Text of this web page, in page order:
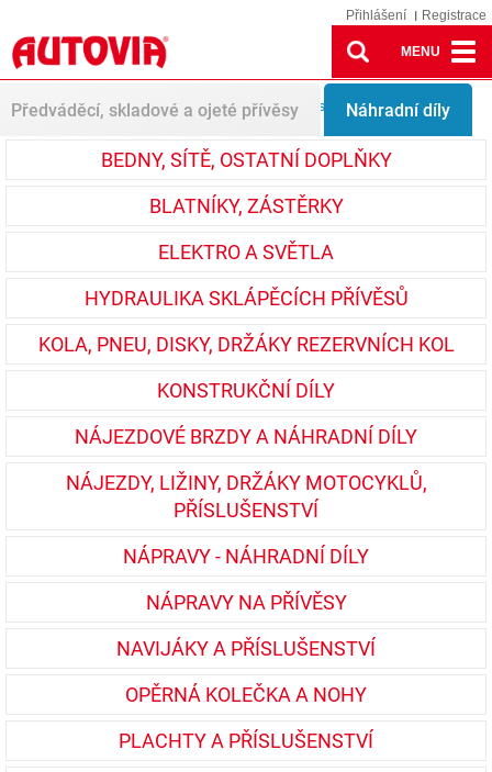
Přihlášení Registrace
MENU
Náhradní díly Hydraulika sklápěcích přívěsů
Předváděcí, skladové a ojeté přívěsy Náhradní díly
BEDNY, SÍTĚ, OSTATNÍ DOPLŇKY
BLATNÍKY, ZÁSTĚRKY
ELEKTRO A SVĚTLA
HYDRAULIKA SKLÁPĚCÍCH PŘÍVĚSŮ
KOLA, PNEU, DISKY, DRŽÁKY REZERVNÍCH KOL
KONSTRUKČNÍ DÍLY
NÁJEZDOVÉ BRZDY A NÁHRADNÍ DÍLY
NÁJEZDY, LIŽINY, DRŽÁKY MOTOCYKLŮ,
PŘÍSLUŠENSTVÍ
NÁPRAVY - NÁHRADNÍ DÍLY
NÁPRAVY NA PŘÍVĚSY
NAVIJÁKY A PŘÍSLUŠENSTVÍ
OPĚRNÁ KOLEČKA A NOHY
PLACHTY A PŘÍSLUŠENSTVÍ